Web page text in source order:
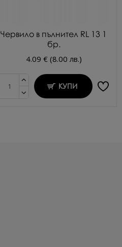
Червило в пълнител RL 13 1
бр.
4.09 € (8.00 лв.)
КУПИ